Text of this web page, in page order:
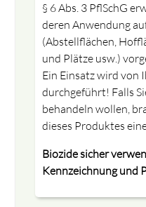
§ 6 Abs. 3 PflSchG
deren Anwendung
(Abstellflächen,
und Plätze usw.)
Ein Einsatz wird von
durchgeführt! Falls
behandeln wollen,
dieses Produktes
Biozide sicher
Kennzeichnung und